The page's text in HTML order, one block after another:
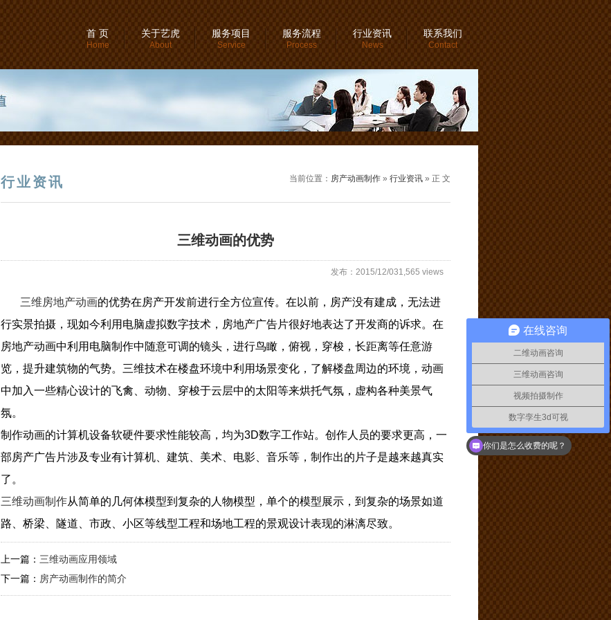
首 页
Home
关于艺虎
About
服务项目
Service
服务流程
Process
行业资讯
News
联系我们
Contact
行业资讯 当前位置： 房产动画制作 » 行业资讯 » 正 文
三维动画的优势
发布：2015/12/031,565 views
三维房地产动画的优势在房产开发前进行全方位宣传。在以前，房产没有建成，无法进
行实景拍摄，现如今利用电脑虚拟数字技术，房地产广告片很好地表达了开发商的诉求。在
房地产动画中利用电脑制作中随意可调的镜头，进行鸟瞰，俯视，穿梭，长距离等任意游
览，提升建筑物的气势。三维技术在楼盘环境中利用场景变化，了解楼盘周边的环境，动画
中加入一些精心设计的飞禽、动物、穿梭于云层中的太阳等来烘托气氛，虚构各种美景气
氛。
制作动画的计算机设备软硬件要求性能较高，均为3D数字工作站。创作人员的要求更高，一
部房产广告片涉及专业有计算机、建筑、美术、电影、音乐等，制作出的片子是越来越真实
了。
三维动画制作从简单的几何体模型到复杂的人物模型，单个的模型展示，到复杂的场景如道
路、桥梁、隧道、市政、小区等线型工程和场地工程的景观设计表现的淋漓尽致。
上一篇： 三维动画应用领域
下一篇： 房产动画制作的简介
在线咨询
二维动画咨询
三维动画咨询
视频拍摄制作
数字孪生3d可视
你们是怎么收费的呢？